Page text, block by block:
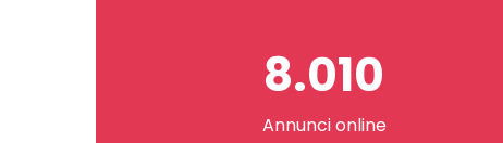
8.010
Annunci online